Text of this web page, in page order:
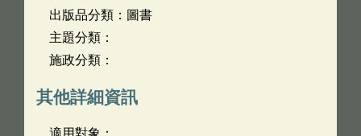
出版品分類：圖書
主題分類：
施政分類：
其他詳細資訊
適用對象：